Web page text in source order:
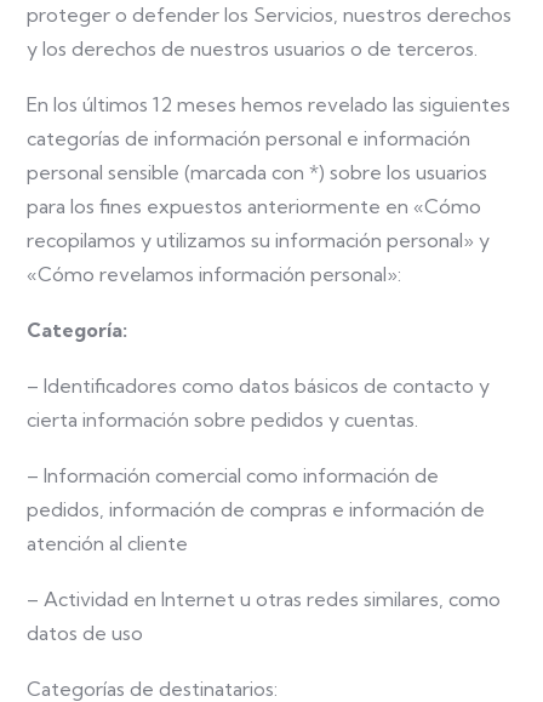
proteger o defender los Servicios, nuestros derechos
y los derechos de nuestros usuarios o de terceros.
En los últimos 12 meses hemos revelado las siguientes
categorías de información personal e información
personal sensible (marcada con *) sobre los usuarios
para los fines expuestos anteriormente en «Cómo
recopilamos y utilizamos su información personal» y
«Cómo revelamos información personal»:
Categoría:
– Identificadores como datos básicos de contacto y
cierta información sobre pedidos y cuentas.
– Información comercial como información de
pedidos, información de compras e información de
atención al cliente
– Actividad en Internet u otras redes similares, como
datos de uso
Categorías de destinatarios: